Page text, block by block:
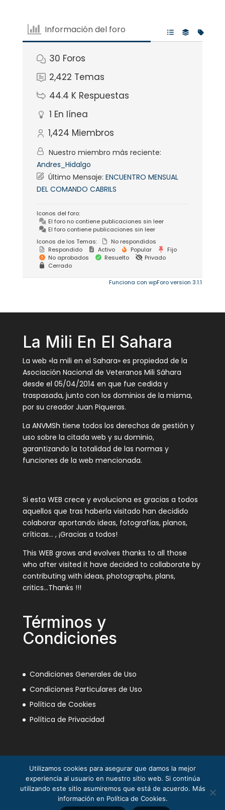
Información del foro
30 Foros
2,422 Temas
44.4 K Respuestas
1 En línea
1,424 Miembros
Nuestro miembro más reciente:
Andres_Hidalgo
Último Mensaje: ENCUENTRO MENSUAL
DEL COMANDO CABRILS
Iconos del foro:
El foro no contiene publicaciones sin leer
El foro contiene publicaciones sin leer
Iconos de los Temas:
No respondidos
Respondido
Activo Popular
Fijo
No aprobados
Resuelto
Privado
Cerrado
Funciona con wpForo version 3.1.1
La Mili En El Sahara
La web «la mili en el Sahara» es propiedad de la
Asociación Nacional de Veteranos Mili Sáhara
desde el 05/04/2014 en que fue cedida y
traspasada, junto con los dominios de la misma,
por su creador Juan Piqueras.
La ANVMSh tiene todos los derechos de gestión y
uso sobre la citada web y su dominio,
garantizando la totalidad de las normas y
funciones de la web mencionada.
Si esta WEB crece y evoluciona es gracias a todos
aquellos que tras haberla visitado han decidido
colaborar aportando ideas, fotografías, planos,
críticas… , ¡Gracias a todos!
This WEB grows and evolves thanks to all those
who after visited it have decided to collaborate by
contributing with ideas, photographs, plans,
critics…Thanks !!!
Términos y
Condiciones
Condiciones Generales de Uso
Condiciones Particulares de Uso
Política de Cookies
Política de Privacidad
La Mili en el Sáhara ® Juan Piqueras 2003-2013
Utilizamos cookies para asegurar que damos la mejor
experiencia al usuario en nuestro sitio web. Si continúa
utilizando este sitio asumiremos que está de acuerdo. Más
información en Política de Cookies.